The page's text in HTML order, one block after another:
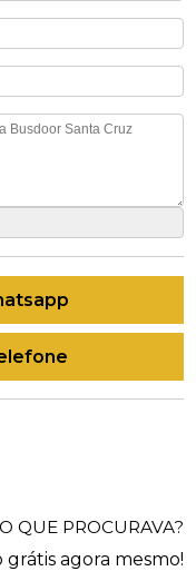
QUE PROCURAVA?
agora mesmo!